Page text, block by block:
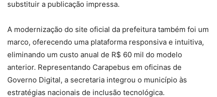
substituir a publicação impressa.
A modernização do site oficial da prefeitura também foi um
marco, oferecendo uma plataforma responsiva e intuitiva,
eliminando um custo anual de R$ 60 mil do modelo
anterior. Representando Carapebus em oficinas de
Governo Digital, a secretaria integrou o município às
estratégias nacionais de inclusão tecnológica.